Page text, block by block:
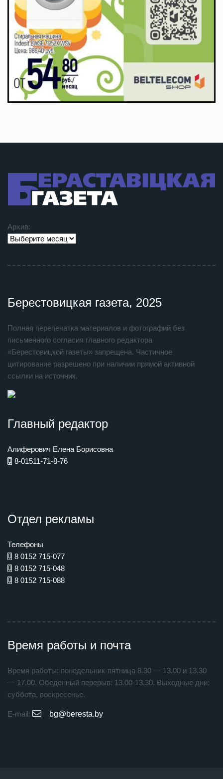
Архив:
Берестовицкая газета, 2025
Полная перепечатка материалов и фотографий без
письменного согласия главного редактора
«Берестовицкой газеты» запрещена. Частичное
цитирование разрешено при наличии прямой активной
ссылки на источник.
Главный редактор
Алиферович Елена Борисовна
8-01511-71-8-76
Отдел рекламы
Телефоны
8 0152 715-077
8 0152 715-048
8 0152 715-088
Время работы и почта
Время работы: понедельник-пятница 8.30 — 13.00 и 13.30
— 17.00. Обеденный перерыв: 13.00-13.30. Выходные дни:
суббота, воскресенье.
E-mail: bg@beresta.by